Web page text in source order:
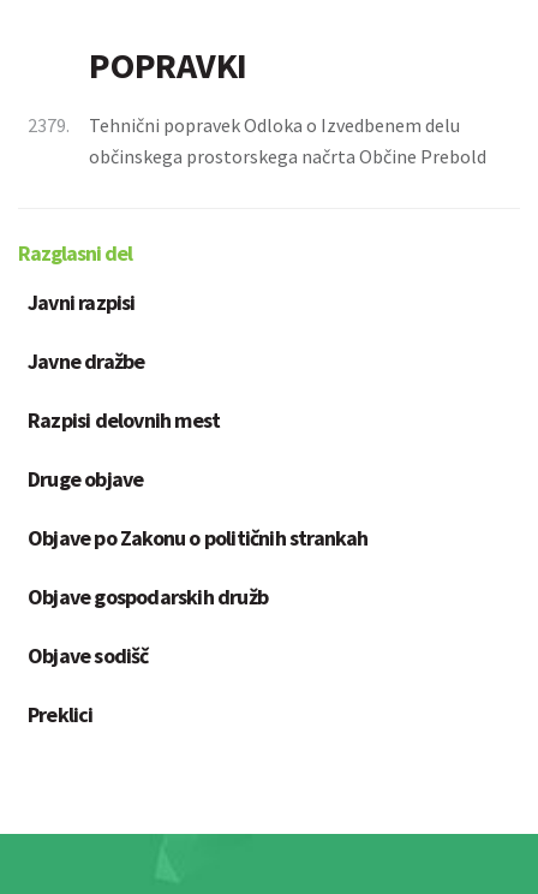
POPRAVKI
2379.
Tehnični popravek Odloka o Izvedbenem delu
občinskega prostorskega načrta Občine Prebold
Razglasni del
Javni razpisi
Javne dražbe
Razpisi delovnih mest
Druge objave
Objave po Zakonu o političnih strankah
Objave gospodarskih družb
Objave sodišč
Preklici